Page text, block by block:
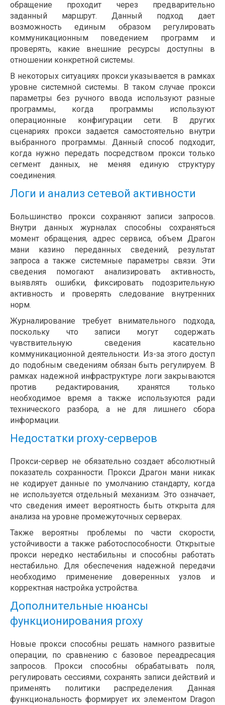
обращение проходит через предварительно
заданный маршрут. Данный подход дает
возможность единым образом регулировать
коммуникационным поведением программ и
проверять, какие внешние ресурсы доступны в
отношении конкретной системы.
В некоторых ситуациях прокси указывается в рамках
уровне системной системы. В таком случае прокси
параметры без ручного ввода используют разные
программы, когда программы используют
операционные конфигурации сети. В других
сценариях прокси задается самостоятельно внутри
выбранного программы. Данный способ подходит,
когда нужно передать посредством прокси только
сегмент данных, не меняя единую структуру
соединения.
Логи и анализ сетевой активности
Большинство прокси сохраняют записи запросов.
Внутри данных журналах способны сохраняться
момент обращения, адрес сервиса, объем Драгон
мани казино переданных сведений, результат
запроса а также системные параметры связи. Эти
сведения помогают анализировать активность,
выявлять ошибки, фиксировать подозрительную
активность и проверять следование внутренних
норм.
Журналирование требует внимательного подхода,
поскольку что записи могут содержать
чувствительную сведения касательно
коммуникационной деятельности. Из-за этого доступ
до подобным сведениям обязан быть регулируем. В
рамках надежной инфраструктуре логи закрываются
против редактирования, хранятся только
необходимое время а также используются ради
технического разбора, а не для лишнего сбора
информации.
Недостатки proxy-серверов
Прокси-сервер не обязательно создает абсолютный
показатель сохранности. Прокси Драгон мани никак
не кодирует данные по умолчанию стандарту, когда
не используется отдельный механизм. Это означает,
что сведения имеет вероятность быть открыта для
анализа на уровне промежуточных серверах.
Также вероятны проблемы по части скорости,
устойчивости а также работоспособности. Открытые
прокси нередко нестабильны и способны работать
нестабильно. Для обеспечения надежной передачи
необходимо применение доверенных узлов и
корректная настройка устройства.
Дополнительные нюансы
функционирования proxy
Новые прокси способны решать намного развитые
операции, по сравнению с базовое переадресация
запросов. Прокси способны обрабатывать поля,
регулировать сессиями, сохранять записи действий и
применять политики распределения. Данная
функциональность формирует их элементом Dragon